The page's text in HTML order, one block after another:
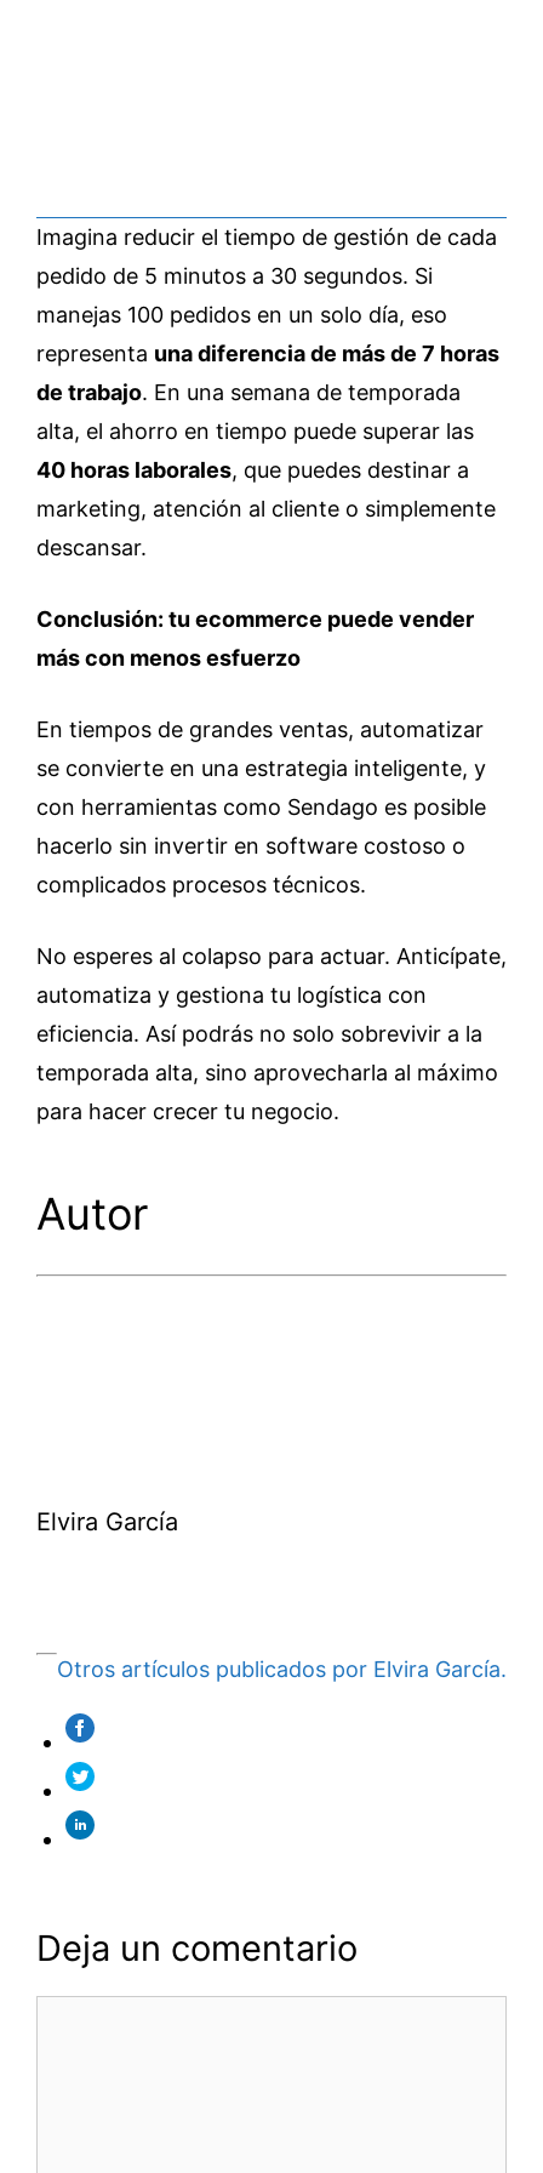
Imagina reducir el tiempo de gestión de cada
pedido de 5 minutos a 30 segundos. Si
manejas 100 pedidos en un solo día, eso
representa una diferencia de más de 7 horas
de trabajo. En una semana de temporada
alta, el ahorro en tiempo puede superar las
40 horas laborales, que puedes destinar a
marketing, atención al cliente o simplemente
descansar.
Conclusión: tu ecommerce puede vender
más con menos esfuerzo
En tiempos de grandes ventas, automatizar
se convierte en una estrategia inteligente, y
con herramientas como Sendago es posible
hacerlo sin invertir en software costoso o
complicados procesos técnicos.
No esperes al colapso para actuar. Anticípate,
automatiza y gestiona tu logística con
eficiencia. Así podrás no solo sobrevivir a la
temporada alta, sino aprovecharla al máximo
para hacer crecer tu negocio.
Autor
Elvira García
Otros artículos publicados por Elvira García.
Deja un comentario